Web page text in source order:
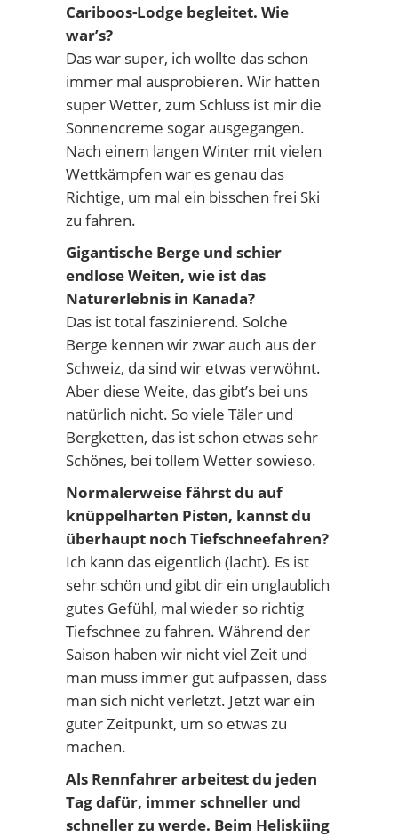
Cariboos-Lodge begleitet. Wie
war’s?
Das war super, ich wollte das schon
immer mal ausprobieren. Wir hatten
super Wetter, zum Schluss ist mir die
Sonnencreme sogar ausgegangen.
Nach einem langen Winter mit vielen
Wettkämpfen war es genau das
Richtige, um mal ein bisschen frei Ski
zu fahren.
Gigantische Berge und schier
endlose Weiten, wie ist das
Naturerlebnis in Kanada?
Das ist total faszinierend. Solche
Berge kennen wir zwar auch aus der
Schweiz, da sind wir etwas verwöhnt.
Aber diese Weite, das gibt’s bei uns
natürlich nicht. So viele Täler und
Bergketten, das ist schon etwas sehr
Schönes, bei tollem Wetter sowieso.
Normalerweise fährst du auf
knüppelharten Pisten, kannst du
überhaupt noch Tiefschneefahren?
Ich kann das eigentlich (lacht). Es ist
sehr schön und gibt dir ein unglaublich
gutes Gefühl, mal wieder so richtig
Tiefschnee zu fahren. Während der
Saison haben wir nicht viel Zeit und
man muss immer gut aufpassen, dass
man sich nicht verletzt. Jetzt war ein
guter Zeitpunkt, um so etwas zu
machen.
Als Rennfahrer arbeitest du jeden
Tag dafür, immer schneller und
schneller zu werde. Beim Heliskiing